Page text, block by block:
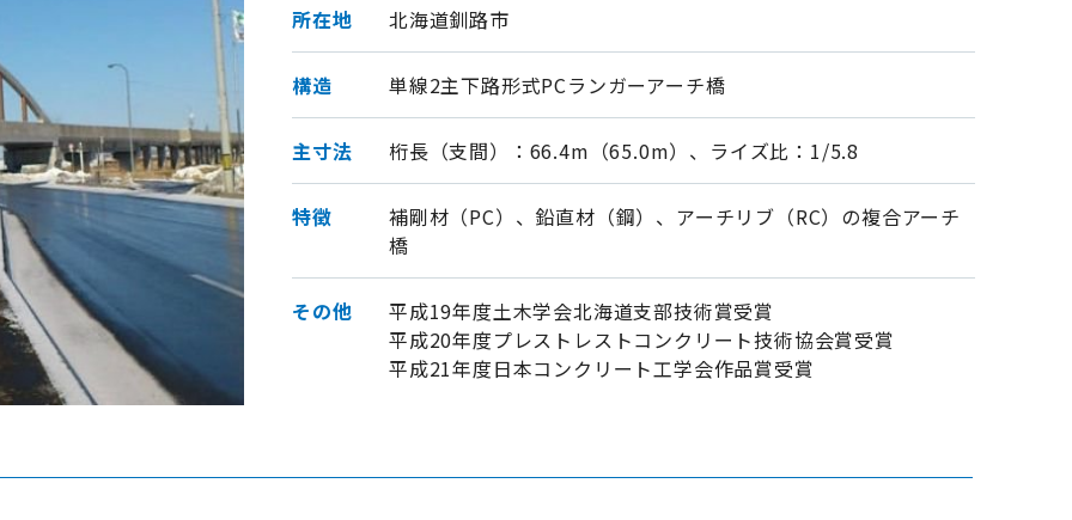
所在地 北海道釧路市
構造 単線2主下路形式PCランガーアーチ橋
主寸法 桁長（支間）：66.4m（65.0m）、ライズ比：1/5.8
特徴
補剛材（PC）、鉛直材（鋼）、アーチリブ（RC）の複合アーチ
橋
その他
平成19年度土木学会北海道支部技術賞受賞
平成20年度プレストレストコンクリート技術協会賞受賞
平成21年度日本コンクリート工学会作品賞受賞